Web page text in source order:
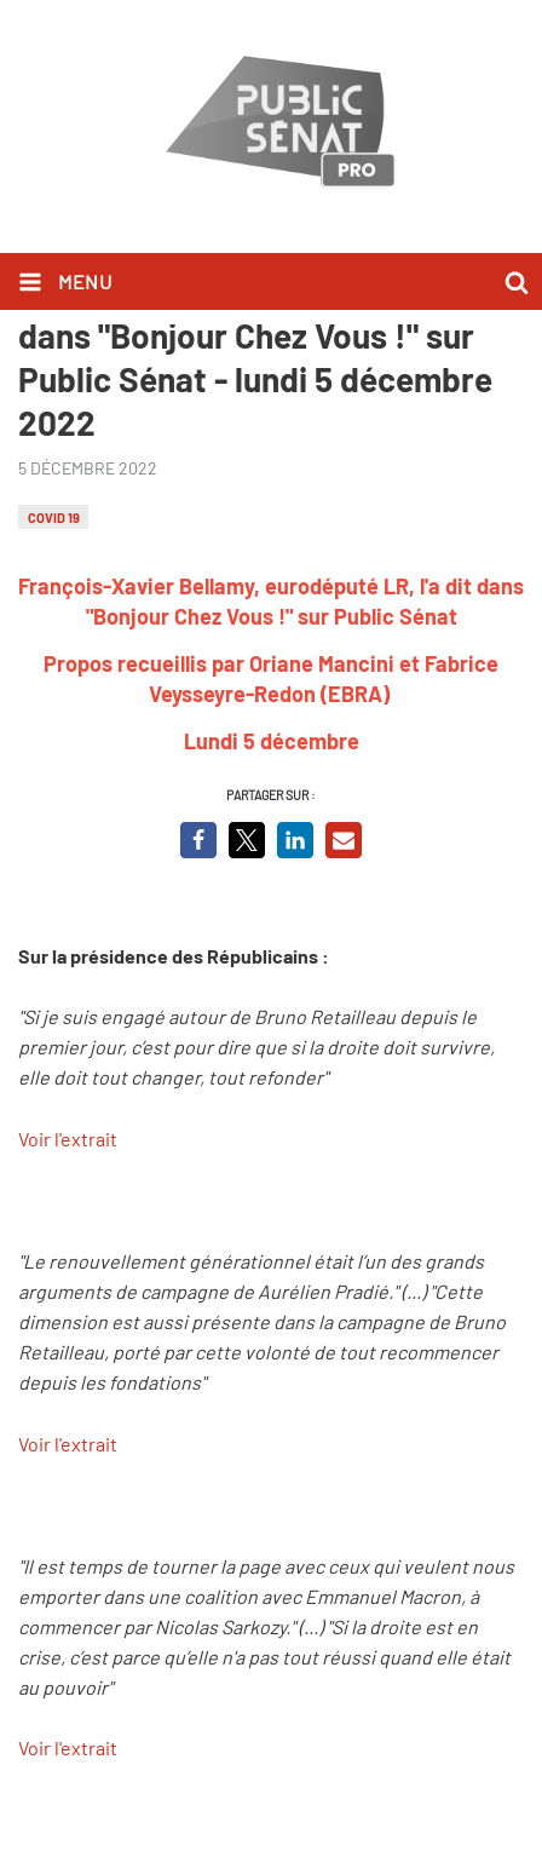
MENU
François-Xavier Bellamy l'a dit
dans "Bonjour Chez Vous !" sur
Public Sénat - lundi 5 décembre
2022
5 DÉCEMBRE 2022
COVID 19
François-Xavier Bellamy, eurodéputé LR, l'a dit dans
"Bonjour Chez Vous !" sur Public Sénat
Propos recueillis par Oriane Mancini et Fabrice
Veysseyre-Redon (EBRA)
Lundi 5 décembre
PARTAGER SUR :
Sur la présidence des Républicains :
"Si je suis engagé autour de Bruno Retailleau depuis le
premier jour, c’est pour dire que si la droite doit survivre,
elle doit tout changer, tout refonder"
Voir l'extrait
"Le renouvellement générationnel était l’un des grands
arguments de campagne de Aurélien Pradié." (...) "Cette
dimension est aussi présente dans la campagne de Bruno
Retailleau, porté par cette volonté de tout recommencer
depuis les fondations"
Voir l'extrait
"Il est temps de tourner la page avec ceux qui veulent nous
emporter dans une coalition avec Emmanuel Macron, à
commencer par Nicolas Sarkozy." (...) "Si la droite est en
crise, c’est parce qu’elle n'a pas tout réussi quand elle était
au pouvoir"
Voir l'extrait